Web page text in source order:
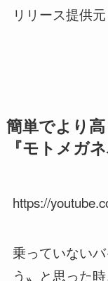
リリース提供
簡単でより
『モトメガ
https://
乗っていない
う〟と思った時